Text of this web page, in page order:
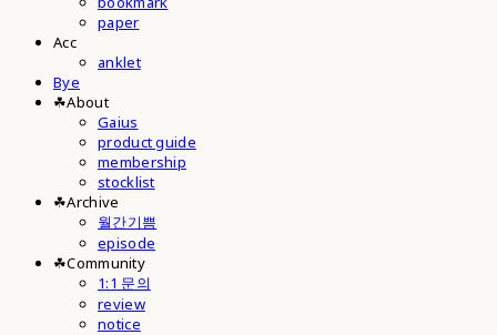
paper
Acc
anklet
Bye
☘︎About
Gaius
product guide
membership
stocklist
☘︎Archive
월간기쁨
episode
☘︎Community
1:1 문의
review
notice